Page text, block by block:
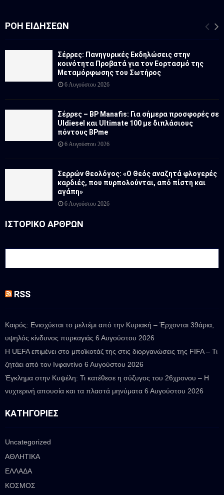
ΡΟΉ ΕΙΔΉΣΕΩΝ
Σέρρες: Πανηγυρικές Εκδηλώσεις στην
κοινότητα Προβατά για τον Εορτασμό της
Μεταμόρφωσης του Σωτήρος
6 Αυγούστου 2026
Σέρρες – BP Manafis: Για σήμερα προσφορές σε
Uldiesel και Ultimate 100 με διπλάσιους
πόντους BPme
6 Αυγούστου 2026
Σερρών Θεολόγος: «Ο Θεός αναζητά φλογερές
καρδιές, που πυρπολούνται, από πίστη και
αγάπη»
6 Αυγούστου 2026
ΙΣΤΟΡΙΚΟ ΑΡΘΡΩΝ
RSS
Καιρός: Ενισχύεται το μελτέμι από την Κυριακή – Έρχονται 39άρια,
υψηλός κίνδυνος πυρκαγιάς 6 Αυγούστου 2026
Η UEFA επιμένει στο μποϊκοτάζ της στις διοργανώσεις της FIFA – Τι
ζητάει από τον Ινφαντίνο 6 Αυγούστου 2026
Έγκλημα στην Κυψέλη: Τι κατέθεσε η σύζυγος του 26χρονου – Η
νυχτερινή απουσία και τα πλαστά μηνύματα 6 Αυγούστου 2026
ΚΑΤΗΓΟΡΊΕΣ
Uncategorized
ΑΘΛΗΤΙΚΑ
ΕΛΛΑΔΑ
ΚΟΣΜΟΣ